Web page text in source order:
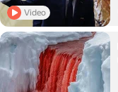
Video